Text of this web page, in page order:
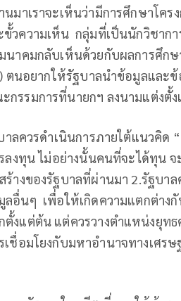
นมาเราจะเห็นว่ามีการศึกษาโค
วความเห็น กลุ่มที่เป็นนักวิชาก
นาคมกลับเห็นด้วยกับผลการศึก
ตนอยากให้รัฐบาลนำข้อมูลและ
รรมการที่นายกฯ ลงนามแต่งตั้ง
ลควรดำเนินการภายใต้แนวคิด
รลงทุน ไม่อย่างนั้นคนที่จะได้ทุน
ร้างของรัฐบาลที่ผ่านมา 2.รัฐบ
อื่นๆ เพื่อให้เกิดความแตกต่าง
งแต่ต้น แต่ควรวางตำแหน่งยุท
ชื่อมโยงกับมหาอำนาจทางเศรษ